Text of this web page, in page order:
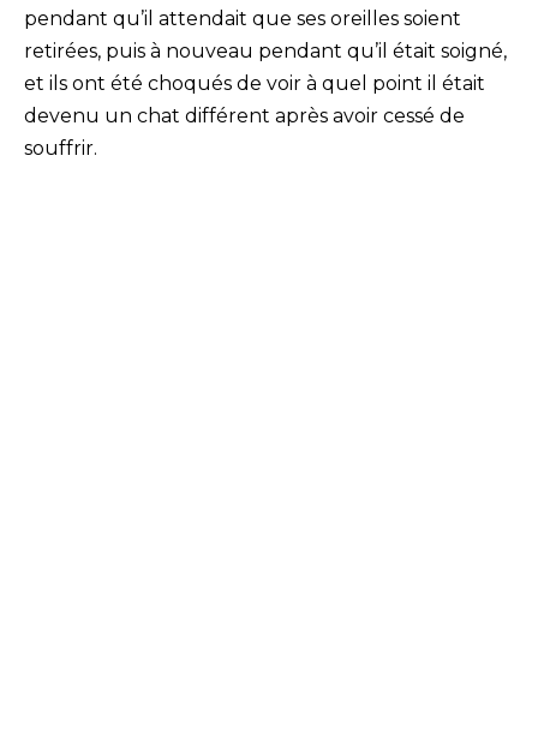
pendant qu’il attendait que ses oreilles soient
retirées, puis à nouveau pendant qu’il était soigné,
et ils ont été choqués de voir à quel point il était
devenu un chat différent après avoir cessé de
souffrir.